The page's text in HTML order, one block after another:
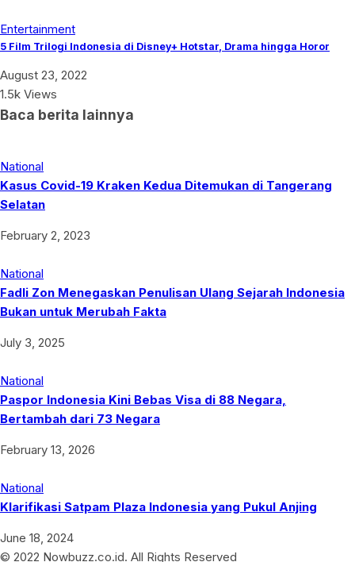
Entertainment
5 Film Trilogi Indonesia di Disney+ Hotstar, Drama hingga Horor
August 23, 2022
1.5k Views
Baca berita lainnya
National
Kasus Covid-19 Kraken Kedua Ditemukan di Tangerang
Selatan
February 2, 2023
National
Fadli Zon Menegaskan Penulisan Ulang Sejarah Indonesia
Bukan untuk Merubah Fakta
July 3, 2025
National
Paspor Indonesia Kini Bebas Visa di 88 Negara,
Bertambah dari 73 Negara
February 13, 2026
National
Klarifikasi Satpam Plaza Indonesia yang Pukul Anjing
June 18, 2024
© 2022 Nowbuzz.co.id. All Rights Reserved